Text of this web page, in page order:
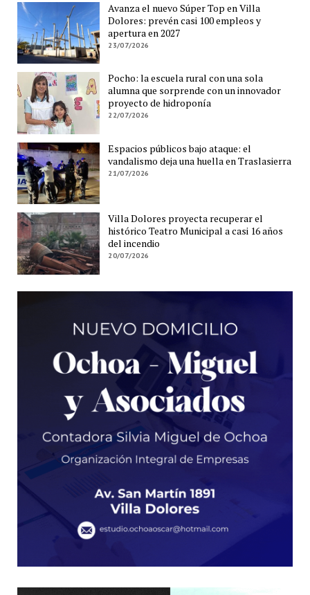
Avanza el nuevo Súper Top en Villa
Dolores: prevén casi 100 empleos y
apertura en 2027
23/07/2026
Pocho: la escuela rural con una sola
alumna que sorprende con un innovador
proyecto de hidroponía
22/07/2026
Espacios públicos bajo ataque: el
vandalismo deja una huella en Traslasierra
21/07/2026
Villa Dolores proyecta recuperar el
histórico Teatro Municipal a casi 16 años
del incendio
20/07/2026